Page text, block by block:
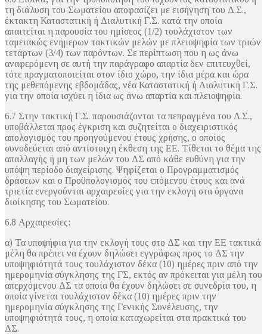
τη διάλυση του Σωματείου αποφασίζει με εισήγηση του Δ.Σ.,
έκτακτη Καταστατική ή Διαλυτική Γ.Σ. κατά την οποία
απαιτείται η παρουσία του ημίσεος (1/2) τουλάχιστον των
ταμειακώς ενήμερων τακτικών μελών με πλειοψηφία των τριών
τετάρτων (3/4) των παρόντων. Σε περίπτωση που η ως άνω
αναφερόμενη σε αυτή την παράγραφο απαρτία δεν επιτευχθεί,
τότε πραγματοποιείται στον ίδιο χώρο, την ίδια μέρα και ώρα
της μεθεπόμενης εβδομάδας, νέα Καταστατική ή Διαλυτική Γ.Σ.
για την οποία ισχύει η ίδια ως άνω απαρτία και πλειοψηφία.
6.7 Στην τακτική Γ.Σ. παρουσιάζονται τα πεπραγμένα του Δ.Σ.,
υποβάλλεται προς έγκριση και συζητείται ο διαχειριστικός
απολογισμός του προηγούμενου έτους χρήσης, ο οποίος
συνοδεύεται από αντίστοιχη έκθεση της ΕΕ. Τίθεται το θέμα της
απαλλαγής ή μη των μελών του ΔΣ από κάθε ευθύνη για την
υπόψη περίοδο διαχείρισης. Ψηφίζεται ο Προγραμματισμός
δράσεων και ο Προϋπολογισμός του επόμενου έτους και ανά
τριετία ενεργούνται αρχαιρεσίες για την εκλογή στα όργανα
διοίκησης του Σωματείου.
6.8 Αρχαιρεσίες:
α) Τα υποψήφια για την εκλογή τους στο ΔΣ και την ΕΕ τακτικά
μέλη θα πρέπει να έχουν δηλώσει εγγράφως προς το ΔΣ την
υποψηφιότητά τους τουλάχιστον δέκα (10) ημέρες πριν από την
ημερομηνία σύγκλησης της ΓΣ, εκτός αν πρόκειται για μέλη του
απερχόμενου ΔΣ τα οποία θα έχουν δηλώσει σε συνεδρία του, η
οποία γίνεται τουλάχιστον δέκα (10) ημέρες πριν την
ημερομηνία σύγκλησης της Γενικής Συνέλευσης, την
υποψηφιότητά τους, η οποία καταχωρείται στα πρακτικά του
ΔΣ.